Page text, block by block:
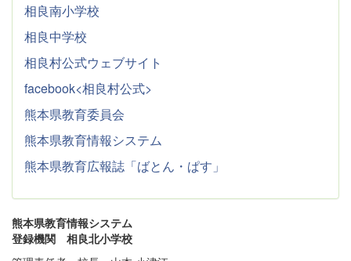
相良南小学校
相良中学校
相良村公式ウェブサイト
facebook<相良村公式>
熊本県教育委員会
熊本県教育情報システム
熊本県教育広報誌「ばとん・ぱす」
熊本県教育情報システム
登録機関 相良北小学校